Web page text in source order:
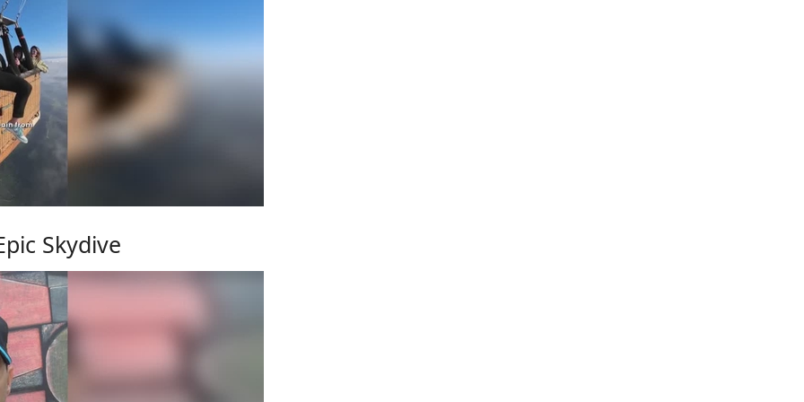
Skydive